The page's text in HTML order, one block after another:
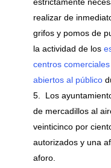
realizar de
grifos y pomos de
la actividad de los
centros
abiertos al público
Los
de mercadillos al
veinticinco por
autorizados y una
aforo.